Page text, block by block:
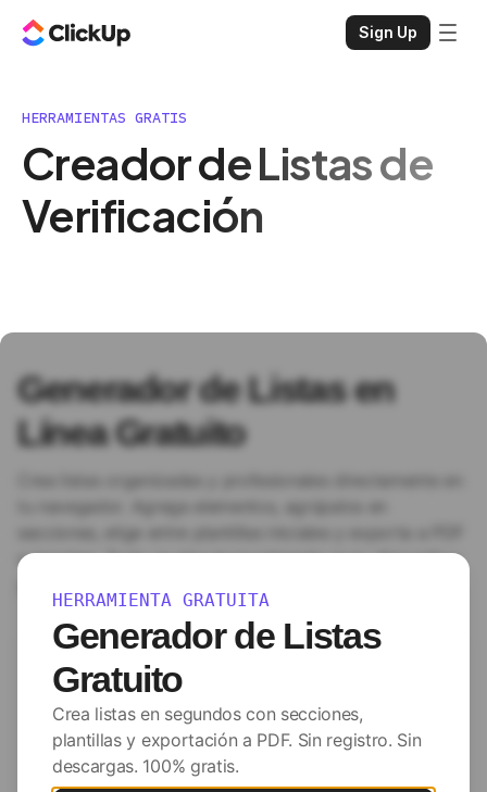
Sign Up
HERRAMIENTAS GRATIS
Creador de Listas de
Verificación